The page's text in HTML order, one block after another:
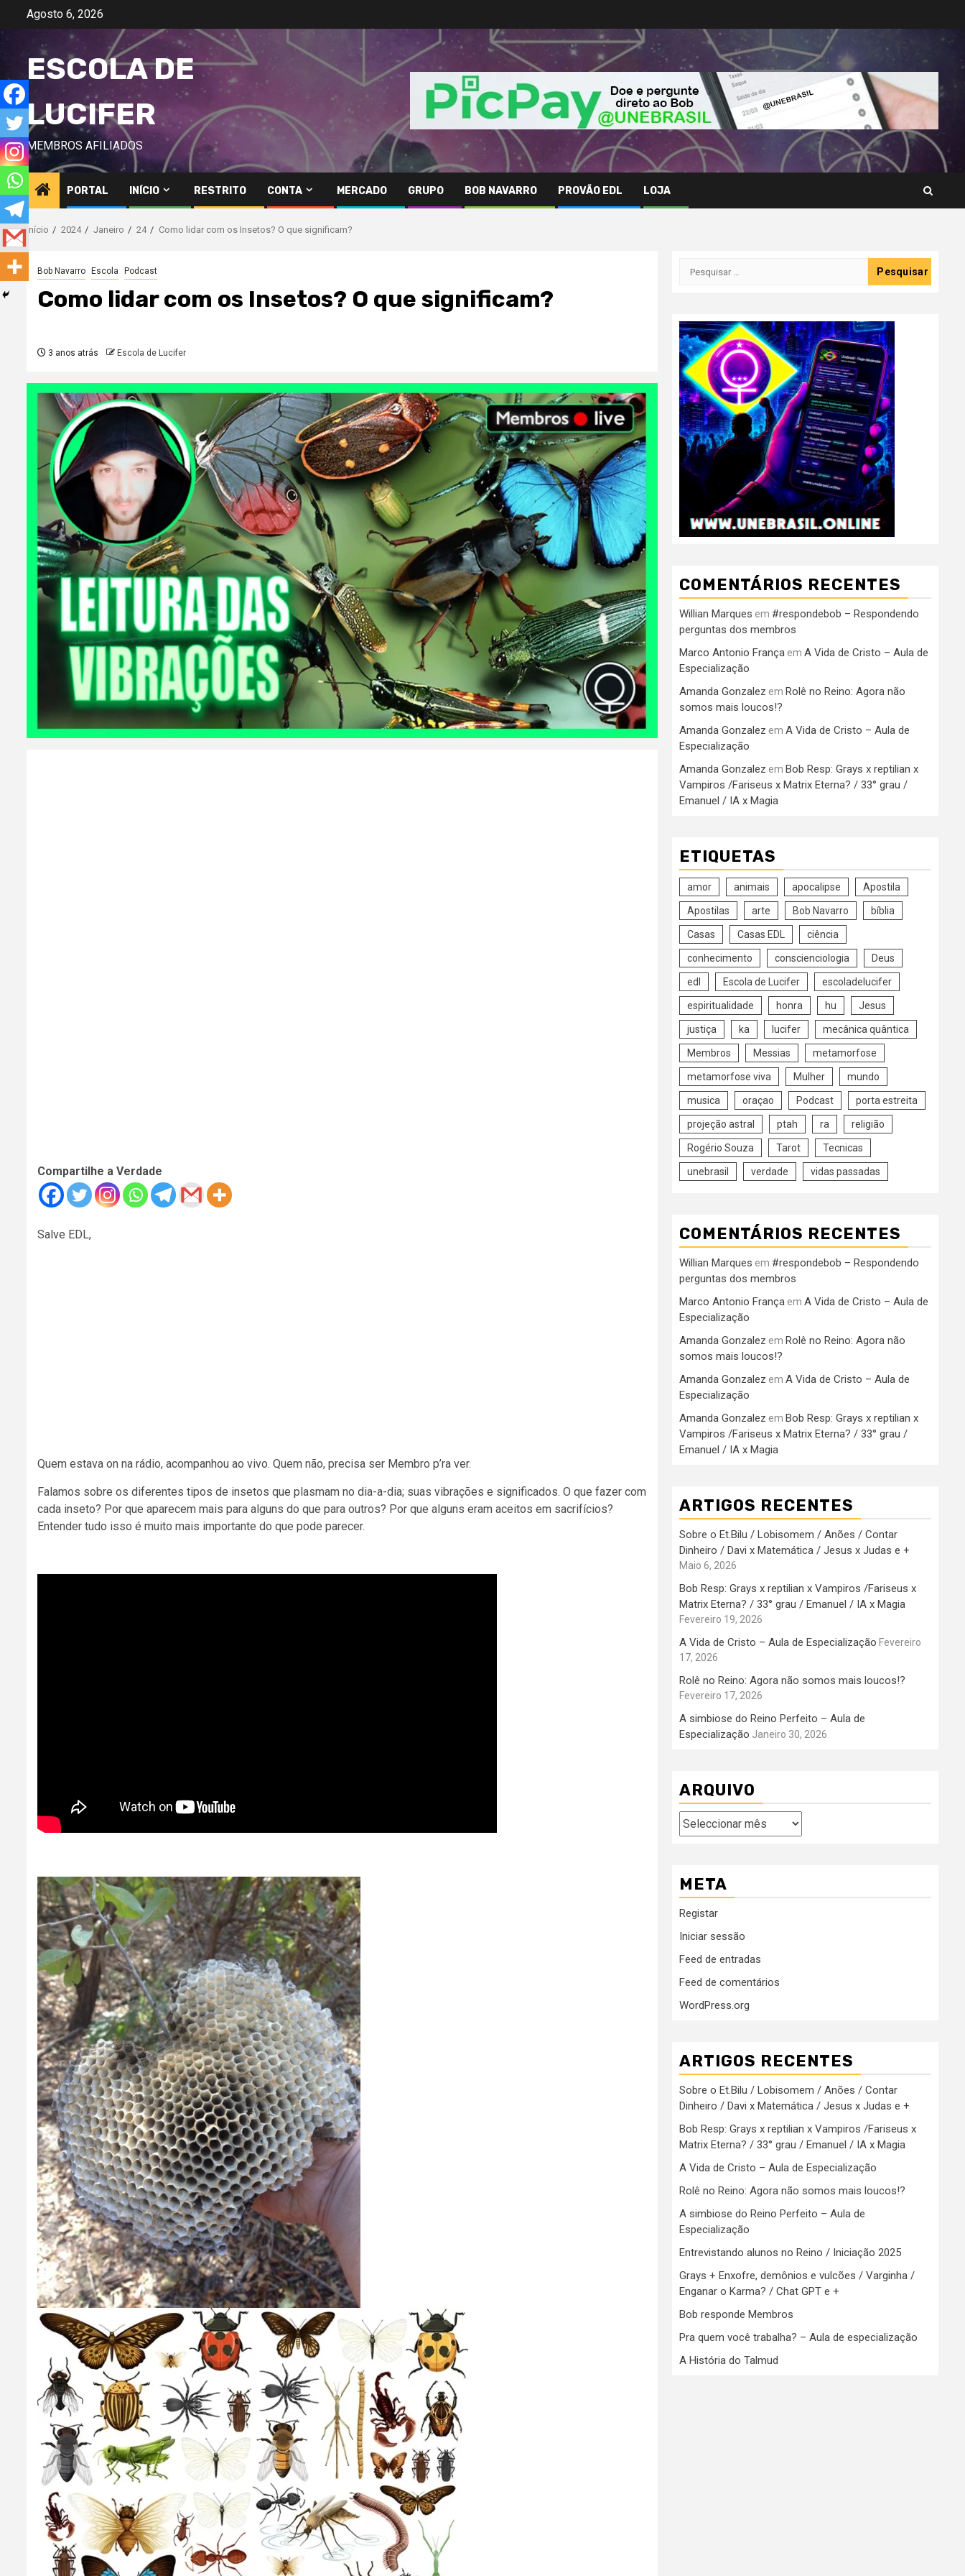
Avançar
conteúdo
Agosto 6, 2026
ESCOLA DE
LUCIFER
MEMBROS AFILIADOS
PORTAL INÍCIO RESTRITO CONTA MERCADO GRUPO BOB NAVARRO PROVÃO EDL LOJA
Início 2024 Janeiro 24 Como lidar com os Insetos? O que significam?
Bob Navarro Escola Podcast
Como lidar com os Insetos? O que significam?
3 anos atrás Escola de Lucifer
Compartilhe a Verdade
Salve EDL,
Quem estava on na rádio, acompanhou ao vivo. Quem não, precisa ser Membro p’ra ver.
Falamos sobre os diferentes tipos de insetos que plasmam no dia-a-dia; suas vibrações e significados. O que fazer com
cada inseto? Por que aparecem mais para alguns do que para outros? Por que alguns eram aceitos em sacrifícios?
Entender tudo isso é muito mais importante do que pode parecer.
Pesquisar
COMENTÁRIOS RECENTES
Willian Marques em #respondebob – Respondendo
perguntas dos membros
Marco Antonio França em A Vida de Cristo – Aula de
Especialização
Amanda Gonzalez em Rolê no Reino: Agora não
somos mais loucos!?
Amanda Gonzalez em A Vida de Cristo – Aula de
Especialização
Amanda Gonzalez em Bob Resp: Grays x reptilian x
Vampiros /Fariseus x Matrix Eterna? / 33° grau /
Emanuel / IA x Magia
ETIQUETAS
amor animais apocalipse Apostila
Apostilas arte Bob Navarro bíblia
Casas Casas EDL ciência
conhecimento conscienciologia Deus
edl Escola de Lucifer escoladelucifer
espiritualidade honra hu Jesus
justiça ka lucifer mecânica quântica
Membros Messias metamorfose
metamorfose viva Mulher mundo
musica oraçao Podcast porta estreita
projeção astral ptah ra religião
Rogério Souza Tarot Tecnicas
unebrasil verdade vidas passadas
COMENTÁRIOS RECENTES
Willian Marques em #respondebob – Respondendo
perguntas dos membros
Marco Antonio França em A Vida de Cristo – Aula de
Especialização
Amanda Gonzalez em Rolê no Reino: Agora não
somos mais loucos!?
Amanda Gonzalez em A Vida de Cristo – Aula de
Especialização
Amanda Gonzalez em Bob Resp: Grays x reptilian x
Vampiros /Fariseus x Matrix Eterna? / 33° grau /
Emanuel / IA x Magia
ARTIGOS RECENTES
Sobre o Et.Bilu / Lobisomem / Anões / Contar
Dinheiro / Davi x Matemática / Jesus x Judas e +
Maio 6, 2026
Bob Resp: Grays x reptilian x Vampiros /Fariseus x
Matrix Eterna? / 33° grau / Emanuel / IA x Magia
Fevereiro 19, 2026
A Vida de Cristo – Aula de Especialização Fevereiro
17, 2026
Rolê no Reino: Agora não somos mais loucos!?
Fevereiro 17, 2026
A simbiose do Reino Perfeito – Aula de
Especialização Janeiro 30, 2026
ARQUIVO
Arquivo
META
Registar
Iniciar sessão
Feed de entradas
Feed de comentários
WordPress.org
ARTIGOS RECENTES
Sobre o Et.Bilu / Lobisomem / Anões / Contar
Dinheiro / Davi x Matemática / Jesus x Judas e +
Bob Resp: Grays x reptilian x Vampiros /Fariseus x
Matrix Eterna? / 33° grau / Emanuel / IA x Magia
A Vida de Cristo – Aula de Especialização
Rolê no Reino: Agora não somos mais loucos!?
A simbiose do Reino Perfeito – Aula de
Especialização
Entrevistando alunos no Reino / Iniciação 2025
Grays + Enxofre, demônios e vulcões / Varginha /
Enganar o Karma? / Chat GPT e +
Bob responde Membros
Pra quem você trabalha? – Aula de especialização
A História do Talmud